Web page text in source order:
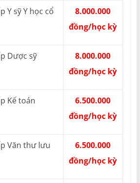
Y sỹ Y học cổ
8.000.000
đồng/học kỳ
Dược sỹ
8.000.000
đồng/học kỳ
Kế toán
6.500.000
đồng/học kỳ
Văn thư lưu
6.500.000
đồng/học kỳ